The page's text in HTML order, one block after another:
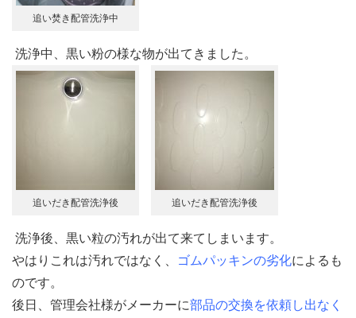
追い焚き配管洗浄中
洗浄中、黒い粉の様な物が出てきました。
追いだき配管洗浄後 追いだき配管洗浄後
洗浄後、黒い粒の汚れが出て来てしまいます。
やはりこれは汚れではなく、
ゴムパッキンの劣化によるも
のです。
後日、管理会社様がメーカーに部品の交換を依頼し出なく